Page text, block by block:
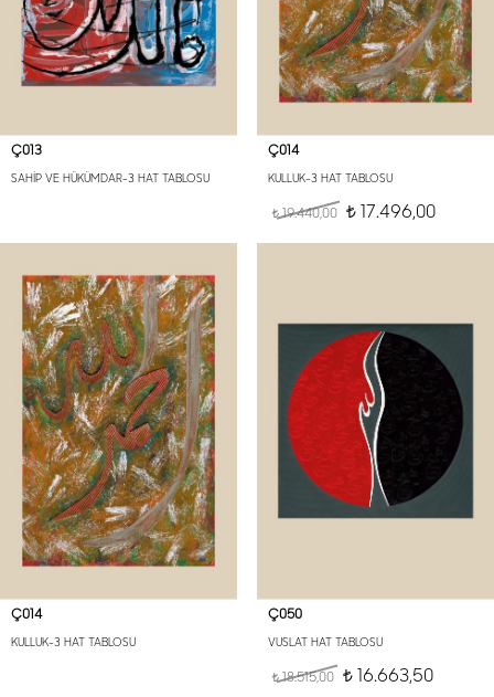
Ç013
SAHİP VE HÜKÜMDAR-3 HAT TABLOSU
Ç014
KULLUK-3 HAT TABLOSU
t19.440,00 t17.496,00
Ç014
KULLUK-3 HAT TABLOSU
Ç050
VUSLAT HAT TABLOSU
t18.515,00 t16.663,50